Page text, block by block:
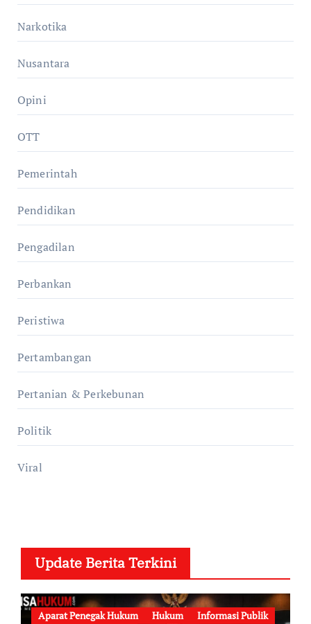
Narkotika
Nusantara
Opini
OTT
Pemerintah
Pendidikan
Pengadilan
Perbankan
Peristiwa
Pertambangan
Pertanian & Perkebunan
Politik
Viral
Update Berita Terkini
Aparat Penegak Hukum Hukum
Informasi Publik